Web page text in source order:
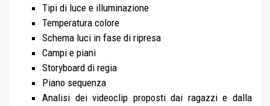
Tipi di luce e illuminazione
Temperatura colore
Schema luci in fase di ripresa
Campi e piani
Storyboard di regia
Piano sequenza
Analisi dei videoclip proposti dai ragazzi e dalla